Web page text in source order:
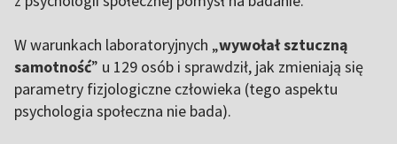
W warunkach laboratoryjnych „wywołał sztuczną
samotność” u 129 osób i sprawdził, jak zmieniają się
parametry fizjologiczne człowieka (tego aspektu
psychologia społeczna nie bada).